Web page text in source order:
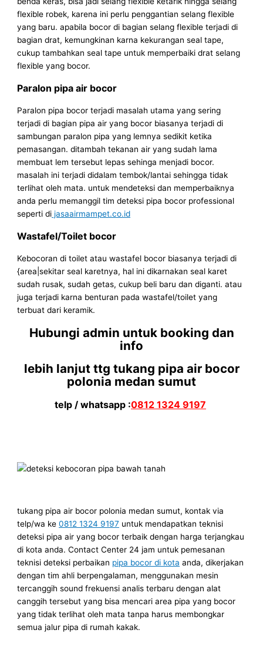
flexible robek, karena ini perlu penggantian selang flexible
yang baru. apabila bocor di bagian selang flexible terjadi di
bagian drat, kemungkinan karna kekurangan seal tape,
cukup tambahkan seal tape untuk memperbaiki drat selang
flexible yang bocor.
Paralon pipa air bocor
Paralon pipa bocor terjadi masalah utama yang sering
terjadi di bagian pipa air yang bocor biasanya terjadi di
sambungan paralon pipa yang lemnya sedikit ketika
pemasangan. ditambah tekanan air yang sudah lama
membuat lem tersebut lepas sehinga menjadi bocor.
masalah ini terjadi didalam tembok/lantai sehingga tidak
terlihat oleh mata. untuk mendeteksi dan memperbaiknya
anda perlu memanggil tim deteksi pipa bocor professional
seperti di jasaairmampet.co.id
Wastafel/Toilet bocor
Kebocoran di toilet atau wastafel bocor biasanya terjadi di
{area|sekitar seal karetnya, hal ini dikarnakan seal karet
sudah rusak, sudah getas, cukup beli baru dan diganti. atau
juga terjadi karna benturan pada wastafel/toilet yang
terbuat dari keramik.
Hubungi admin untuk booking dan
info
lebih lanjut ttg tukang pipa air bocor
polonia medan sumut
telp / whatsapp :0812 1324 9197
tukang pipa air bocor polonia medan sumut, kontak via
telp/wa ke0812 1324 9197 untuk mendapatkan teknisi
deteksi pipa air yang bocor terbaik dengan harga terjangkau
di kota anda. Contact Center 24 jam untuk pemesanan
teknisi deteksi perbaikan pipa bocor di kota anda, dikerjakan
dengan tim ahli berpengalaman, menggunakan mesin
tercanggih sound frekuensi analis terbaru dengan alat
canggih tersebut yang bisa mencari area pipa yang bocor
yang tidak terlihat oleh mata tanpa harus membongkar
semua jalur pipa di rumah kakak.